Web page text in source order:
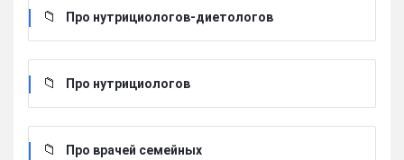
Про нутрициологов-диетологов
Про нутрициологов
Про врачей семейных